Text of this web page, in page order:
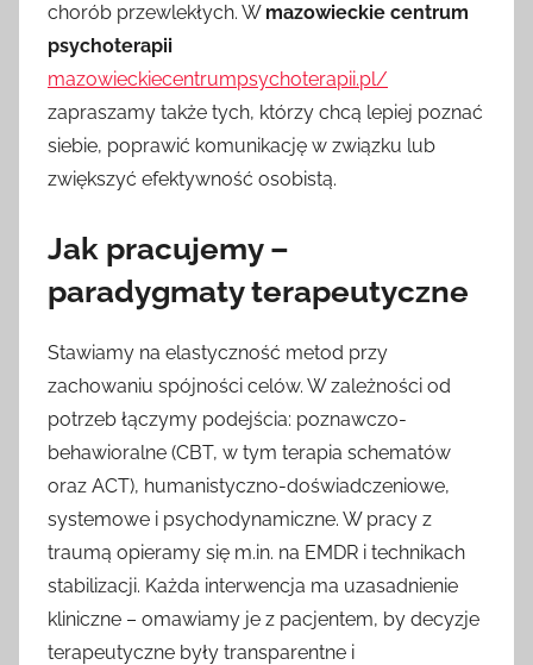
chorób przewlekłych. W mazowieckie centrum
psychoterapii
mazowieckiecentrumpsychoterapii.pl/
zapraszamy także tych, którzy chcą lepiej poznać
siebie, poprawić komunikację w związku lub
zwiększyć efektywność osobistą.
Jak pracujemy –
paradygmaty terapeutyczne
Stawiamy na elastyczność metod przy
zachowaniu spójności celów. W zależności od
potrzeb łączymy podejścia: poznawczo-
behawioralne (CBT, w tym terapia schematów
oraz ACT), humanistyczno-doświadczeniowe,
systemowe i psychodynamiczne. W pracy z
traumą opieramy się m.in. na EMDR i technikach
stabilizacji. Każda interwencja ma uzasadnienie
kliniczne – omawiamy je z pacjentem, by decyzje
terapeutyczne były transparentne i